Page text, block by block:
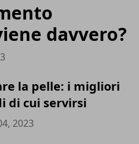
davvero?
la pelle: i migliori
di cui servirsi
2023